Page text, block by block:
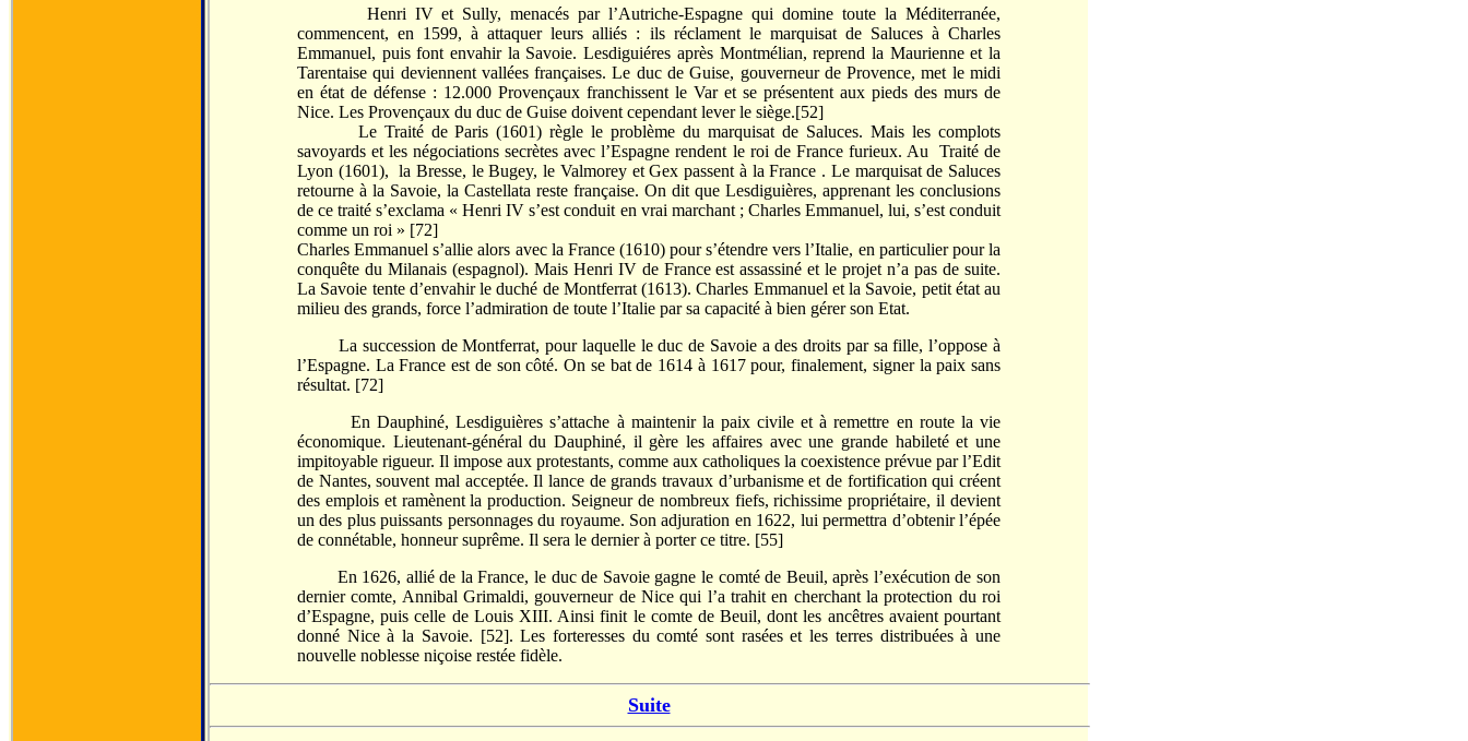
Henri IV et Sully, menacés par l’Autriche-Espagne qui domine toute la Méditerranée,
commencent, en 1599, à attaquer leurs alliés : ils réclament le marquisat de Saluces à Charles
Emmanuel, puis font envahir la Savoie. Lesdiguiéres après Montmélian, reprend la Maurienne et la
Tarentaise qui deviennent vallées françaises. Le duc de Guise, gouverneur de Provence, met le midi
en état de défense : 12.000 Provençaux franchissent le Var et se présentent aux pieds des murs de
Nice. Les Provençaux du duc de Guise doivent cependant lever le siège.[52]
Le Traité de Paris (1601) règle le problème du marquisat de Saluces. Mais les complots
savoyards et les négociations secrètes avec l’Espagne rendent le roi de France furieux. Au Traité de
Lyon (1601), la Bresse, le Bugey, le Valmorey et Gex passent à la France . Le marquisat de Saluces
retourne à la Savoie, la Castellata reste française. On dit que Lesdiguières, apprenant les conclusions
de ce traité s’exclama « Henri IV s’est conduit en vrai marchant ; Charles Emmanuel, lui, s’est conduit
comme un roi » [72]
Charles Emmanuel s’allie alors avec la France (1610) pour s’étendre vers l’Italie, en particulier pour la
conquête du Milanais (espagnol). Mais Henri IV de France est assassiné et le projet n’a pas de suite.
La Savoie tente d’envahir le duché de Montferrat (1613). Charles Emmanuel et la Savoie, petit état au
milieu des grands, force l’admiration de toute l’Italie par sa capacité à bien gérer son Etat.
La succession de Montferrat, pour laquelle le duc de Savoie a des droits par sa fille, l’oppose à
l’Espagne. La France est de son côté. On se bat de 1614 à 1617 pour, finalement, signer la paix sans
résultat. [72]
En Dauphiné, Lesdiguières s’attache à maintenir la paix civile et à remettre en route la vie
économique. Lieutenant-général du Dauphiné, il gère les affaires avec une grande habileté et une
impitoyable rigueur. Il impose aux protestants, comme aux catholiques la coexistence prévue par l’Edit
de Nantes, souvent mal acceptée. Il lance de grands travaux d’urbanisme et de fortification qui créent
des emplois et ramènent la production. Seigneur de nombreux fiefs, richissime propriétaire, il devient
un des plus puissants personnages du royaume. Son adjuration en 1622, lui permettra d’obtenir l’épée
de connétable, honneur suprême. Il sera le dernier à porter ce titre. [55]
En 1626, allié de la France, le duc de Savoie gagne le comté de Beuil, après l’exécution de son
dernier comte, Annibal Grimaldi, gouverneur de Nice qui l’a trahit en cherchant la protection du roi
d’Espagne, puis celle de Louis XIII. Ainsi finit le comte de Beuil, dont les ancêtres avaient pourtant
donné Nice à la Savoie. [52]. Les forteresses du comté sont rasées et les terres distribuées à une
nouvelle noblesse niçoise restée fidèle.
Suite